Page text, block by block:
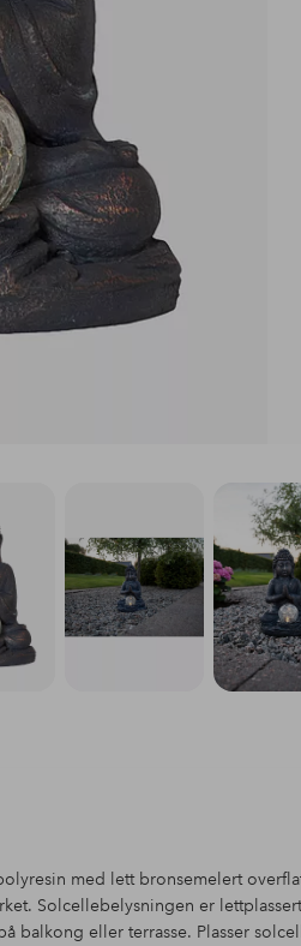
med lett bronsemelert
Solcellebelysningen er
balkong eller terrasse. Plasser